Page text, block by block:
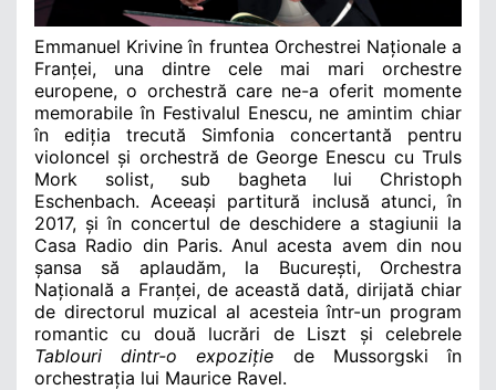
Emmanuel Krivine în fruntea Orchestrei Naționale a
Franței, una dintre cele mai mari orchestre
europene, o orchestră care ne-a oferit momente
memorabile în Festivalul Enescu, ne amintim chiar
în ediția trecută Simfonia concertantă pentru
violoncel și orchestră de George Enescu cu Truls
Mork solist, sub bagheta lui Christoph
Eschenbach. Aceeași partitură inclusă atunci, în
2017, și în concertul de deschidere a stagiunii la
Casa Radio din Paris. Anul acesta avem din nou
șansa să aplaudăm, la București, Orchestra
Națională a Franței, de această dată, dirijată chiar
de directorul muzical al acesteia într-un program
romantic cu două lucrări de Liszt și celebrele
Tablouri dintr-o expoziție de Mussorgski în
orchestrația lui Maurice Ravel.